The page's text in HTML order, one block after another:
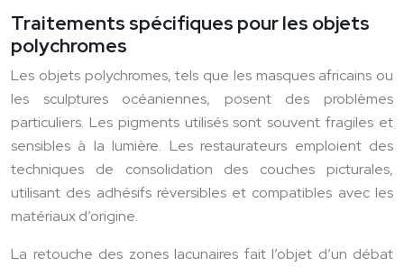
Traitements spécifiques pour les objets
polychromes
Les objets polychromes, tels que les masques africains ou
les sculptures océaniennes, posent des problèmes
particuliers. Les pigments utilisés sont souvent fragiles et
sensibles à la lumière. Les restaurateurs emploient des
techniques de consolidation des couches picturales,
utilisant des adhésifs réversibles et compatibles avec les
matériaux d’origine.
La retouche des zones lacunaires fait l’objet d’un débat